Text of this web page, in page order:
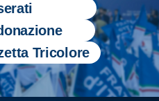
Tricolore